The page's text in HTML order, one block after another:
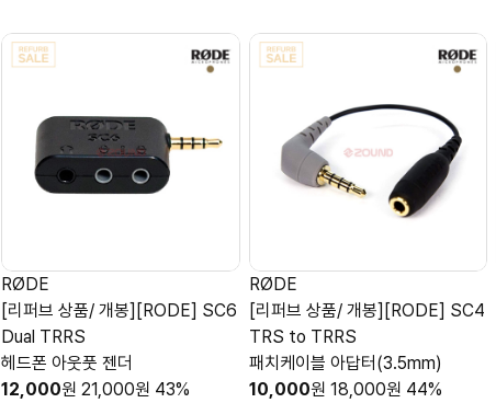
RØDE
[리퍼브 상품/ 개봉][RODE] SC6
Dual TRRS
헤드폰 아웃풋 젠더
12,000원 21,000원 43%
RØDE
[리퍼브 상품/ 개봉][RODE] SC4
TRS to TRRS
패치케이블 아답터(3.5mm)
10,000원 18,000원 44%